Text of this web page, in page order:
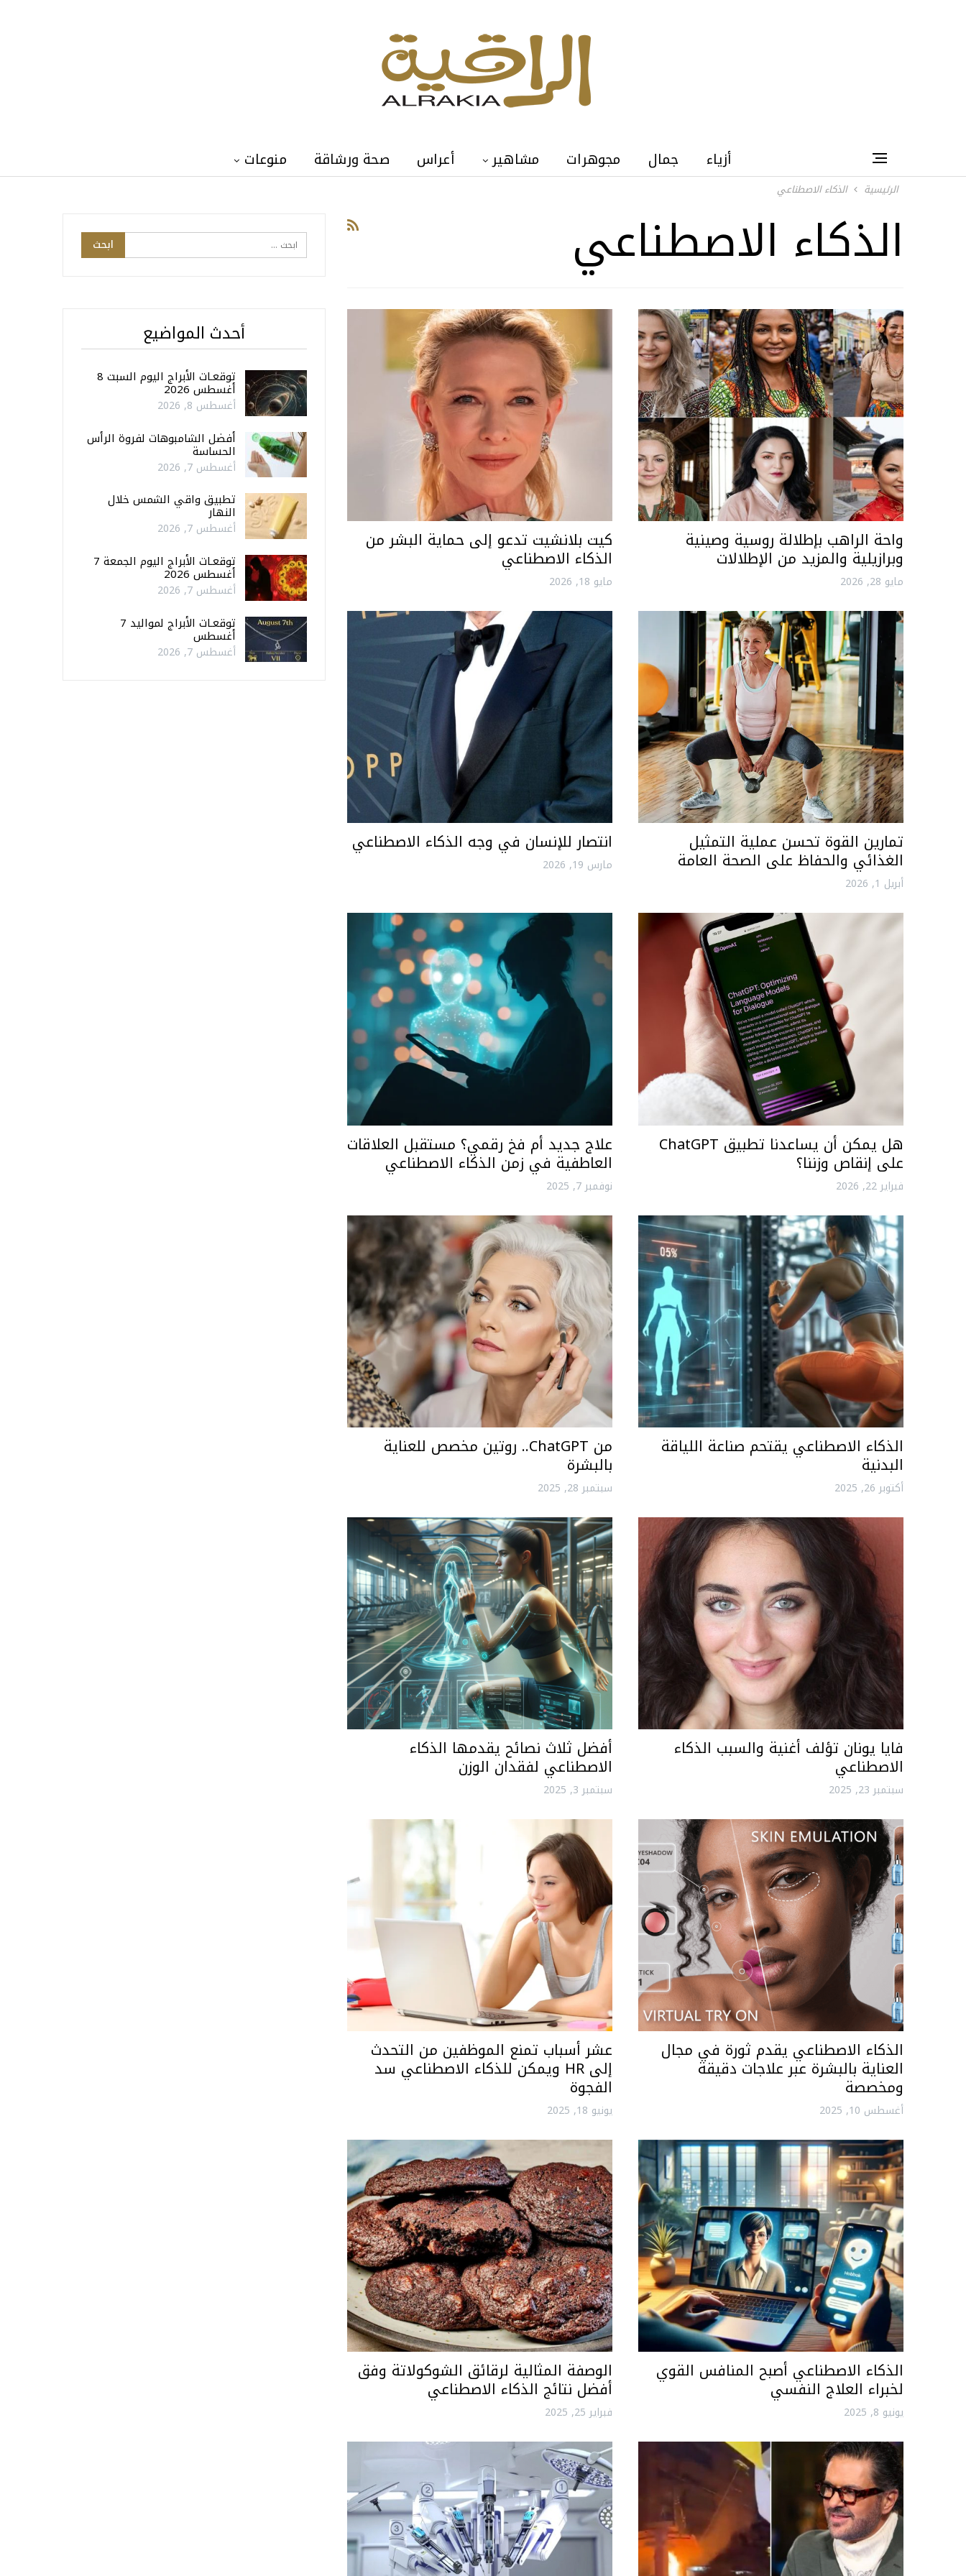
أزياء جمال مجوهرات مشاهير أعراس صحة ورشاقة منوعات
الرئيسية الذكاء الاصطناعي
الذكاء الاصطناعي
واحة الراهب بإطلالة روسية وصينية
وبرازيلية والمزيد من الإطلالات
مايو 28, 2026
كيت بلانشيت تدعو إلى حماية البشر من
الذكاء الاصطناعي
مايو 18, 2026
تمارين القوة تحسن عملية التمثيل
الغذائي والحفاظ على الصحة العامة
أبريل 1, 2026
انتصار للإنسان في وجه الذكاء الاصطناعي
مارس 19, 2026
هل يمكن أن يساعدنا تطبيق ChatGPT
على إنقاص وزننا؟
فبراير 22, 2026
علاج جديد أم فخ رقمي؟ مستقبل العلاقات
العاطفية في زمن الذكاء الاصطناعي
نوفمبر 7, 2025
الذكاء الاصطناعي يقتحم صناعة اللياقة
البدنية
أكتوبر 26, 2025
من ChatGPT.. روتين مخصص للعناية
بالبشرة
سبتمبر 28, 2025
فايا يونان تؤلف أغنية والسبب الذكاء
الاصطناعي
سبتمبر 23, 2025
أفضل ثلاث نصائح يقدمها الذكاء
الاصطناعي لفقدان الوزن
سبتمبر 3, 2025
الذكاء الاصطناعي يقدم ثورة في مجال
العناية بالبشرة عبر علاجات دقيقة
ومخصصة
أغسطس 10, 2025
عشر أسباب تمنع الموظفين من التحدث
إلى HR ويمكن للذكاء الاصطناعي سد
الفجوة
يونيو 18, 2025
الذكاء الاصطناعي أصبح المنافس القوي
لخبراء العلاج النفسي
يونيو 8, 2025
الوصفة المثالية لرقائق الشوكولاتة وفق
أفضل نتائج الذكاء الاصطناعي
فبراير 25, 2025
أحدث المواضيع
توقعـات الأبراج اليوم السبت 8
أغسطس 2026
أغسطس 8, 2026
أفضل الشامبوهات لفروة الرأس
الحساسة
أغسطس 7, 2026
تطبيق واقي الشمس خلال
النهار
أغسطس 7, 2026
توقعـات الأبراج اليوم الجمعة 7
أغسطس 2026
أغسطس 7, 2026
توقعـات الأبراج لمواليد 7
أغسطس
أغسطس 7, 2026